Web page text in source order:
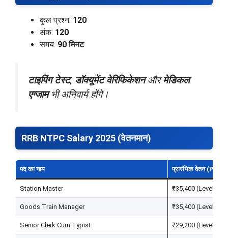
कुल प्रश्न: 120
अंक: 120
समय: 90 मिनट
टाइपिंग टेस्ट, डॉक्यूमेंट वेरिफिकेशनऔरमेडिकल
एग्जामभी अनिवार्य होंगे।
RRB NTPC Salary 2025 (वेतनमान)
पद का नाम प्रारंभिक वेतन (Pay
Station Master ₹35,400 (Level 6)
Goods Train Manager ₹35,400 (Level 6)
Senior Clerk Cum Typist ₹29,200 (Level 5)